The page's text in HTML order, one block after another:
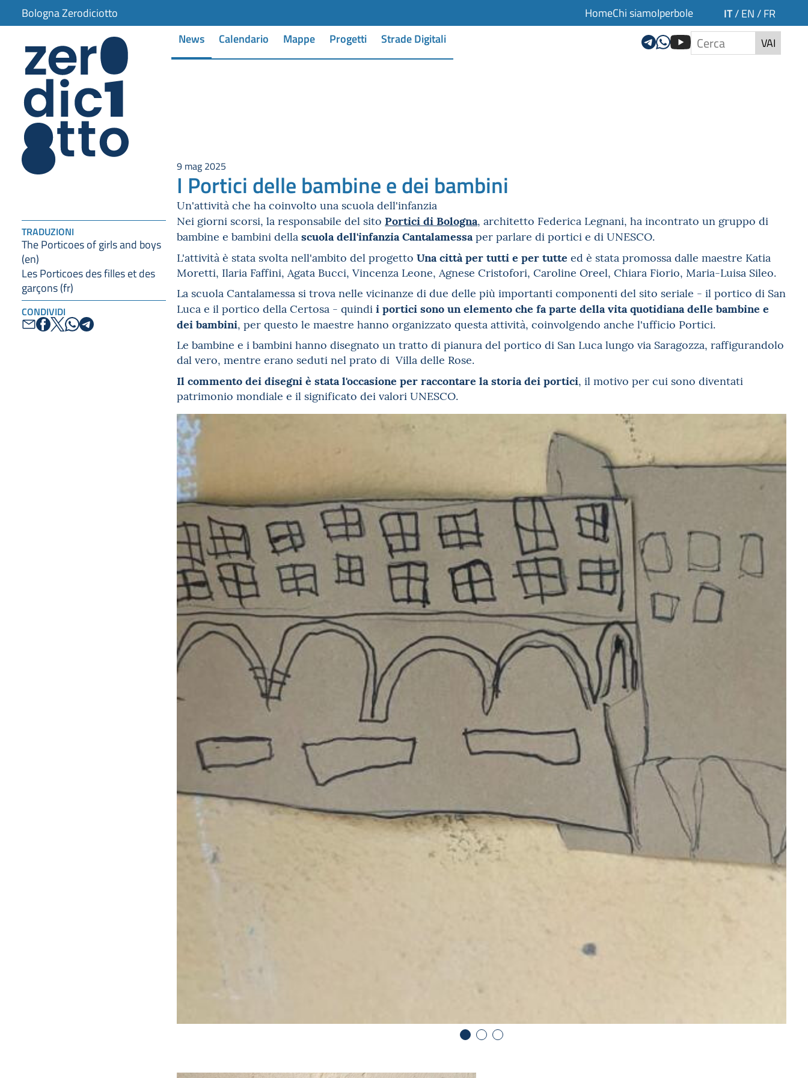
item 1 of 3Bologna Zerodiciotto HomeChi siamoIperbole IT/ EN / FR
News Calendario Mappe Progetti Strade Digitali VAI
TRADUZIONI
The Porticoes of girls and boys
(en)
Les Porticoes des filles et des
garçons (fr)
CONDIVIDI
9 mag 2025
I Portici delle bambine e dei bambini
Un'attività che ha coinvolto una scuola dell'infanzia
Nei giorni scorsi, la responsabile del sito Portici di Bologna, architetto Federica Legnani, ha incontrato un gruppo di
bambine e bambini della scuola dell'infanzia Cantalamessa per parlare di portici e di UNESCO.
L'attività è stata svolta nell'ambito del progetto Una città per tutti e per tutte ed è stata promossa dalle maestre Katia
Moretti, Ilaria Faffini, Agata Bucci, Vincenza Leone, Agnese Cristofori, Caroline Oreel, Chiara Fiorio, Maria-Luisa Sileo.
La scuola Cantalamessa si trova nelle vicinanze di due delle più importanti componenti del sito seriale - il portico di San
Luca e il portico della Certosa - quindi i portici sono un elemento che fa parte della vita quotidiana delle bambine e
dei bambini, per questo le maestre hanno organizzato questa attività, coinvolgendo anche l'ufficio Portici.
Le bambine e i bambini hanno disegnato un tratto di pianura del portico di San Luca lungo via Saragozza, raffigurandolo
dal vero, mentre erano seduti nel prato di Villa delle Rose.
Il commento dei disegni è stata l'occasione per raccontare la storia dei portici, il motivo per cui sono diventati
patrimonio mondiale e il significato dei valori UNESCO.